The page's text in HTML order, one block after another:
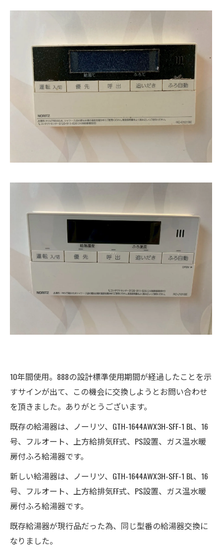
10年間使用。888の設計標準使用期間が経過したことを示
すサインが出て、この機会に交換しようとお問い合わせ
を頂きました。ありがとうございます。
既存の給湯器は、ノーリツ、GTH-1644AWX3H-SFF-1 BL、16
号、フルオート、上方給排気FF式、PS設置、ガス温水暖
房付ふろ給湯器です。
新しい給湯器は、ノーリツ、GTH-1644AWX3H-SFF-1 BL、16
号、フルオート、上方給排気FF式、PS設置、ガス温水暖
房付ふろ給湯器です。
既存給湯器が現行品だった為、同じ型番の給湯器交換に
なりました。